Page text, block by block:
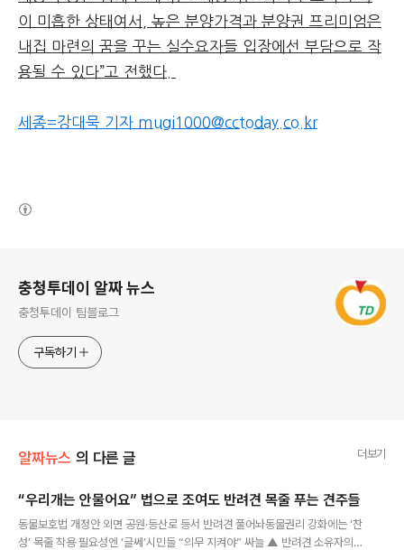
이 미흡한 상태여서, 높은 분양가격과 분양권 프리미엄은
내집 마련의 꿈을 꾸는 실수요자들 입장에선 부담으로 작
용될 수 있다”고 전했다.
세종=강대묵 기자 mugi1000@cctoday.co.kr
충청투데이 알짜 뉴스
충청투데이 팀블로그
구독하기
알짜뉴스 의 다른 글 더보기
“우리개는 안물어요” 법으로 조여도 반려견 목줄 푸는 견주들
동물보호법 개정안 외면 공원·등산로 등서 반려견 풀어놔동물권리 강화에는 ‘찬
성’ 목줄 착용 필요성엔 ‘글쎄’시민들 “의무 지켜야” 싸늘 ▲ 반려견 소유자의